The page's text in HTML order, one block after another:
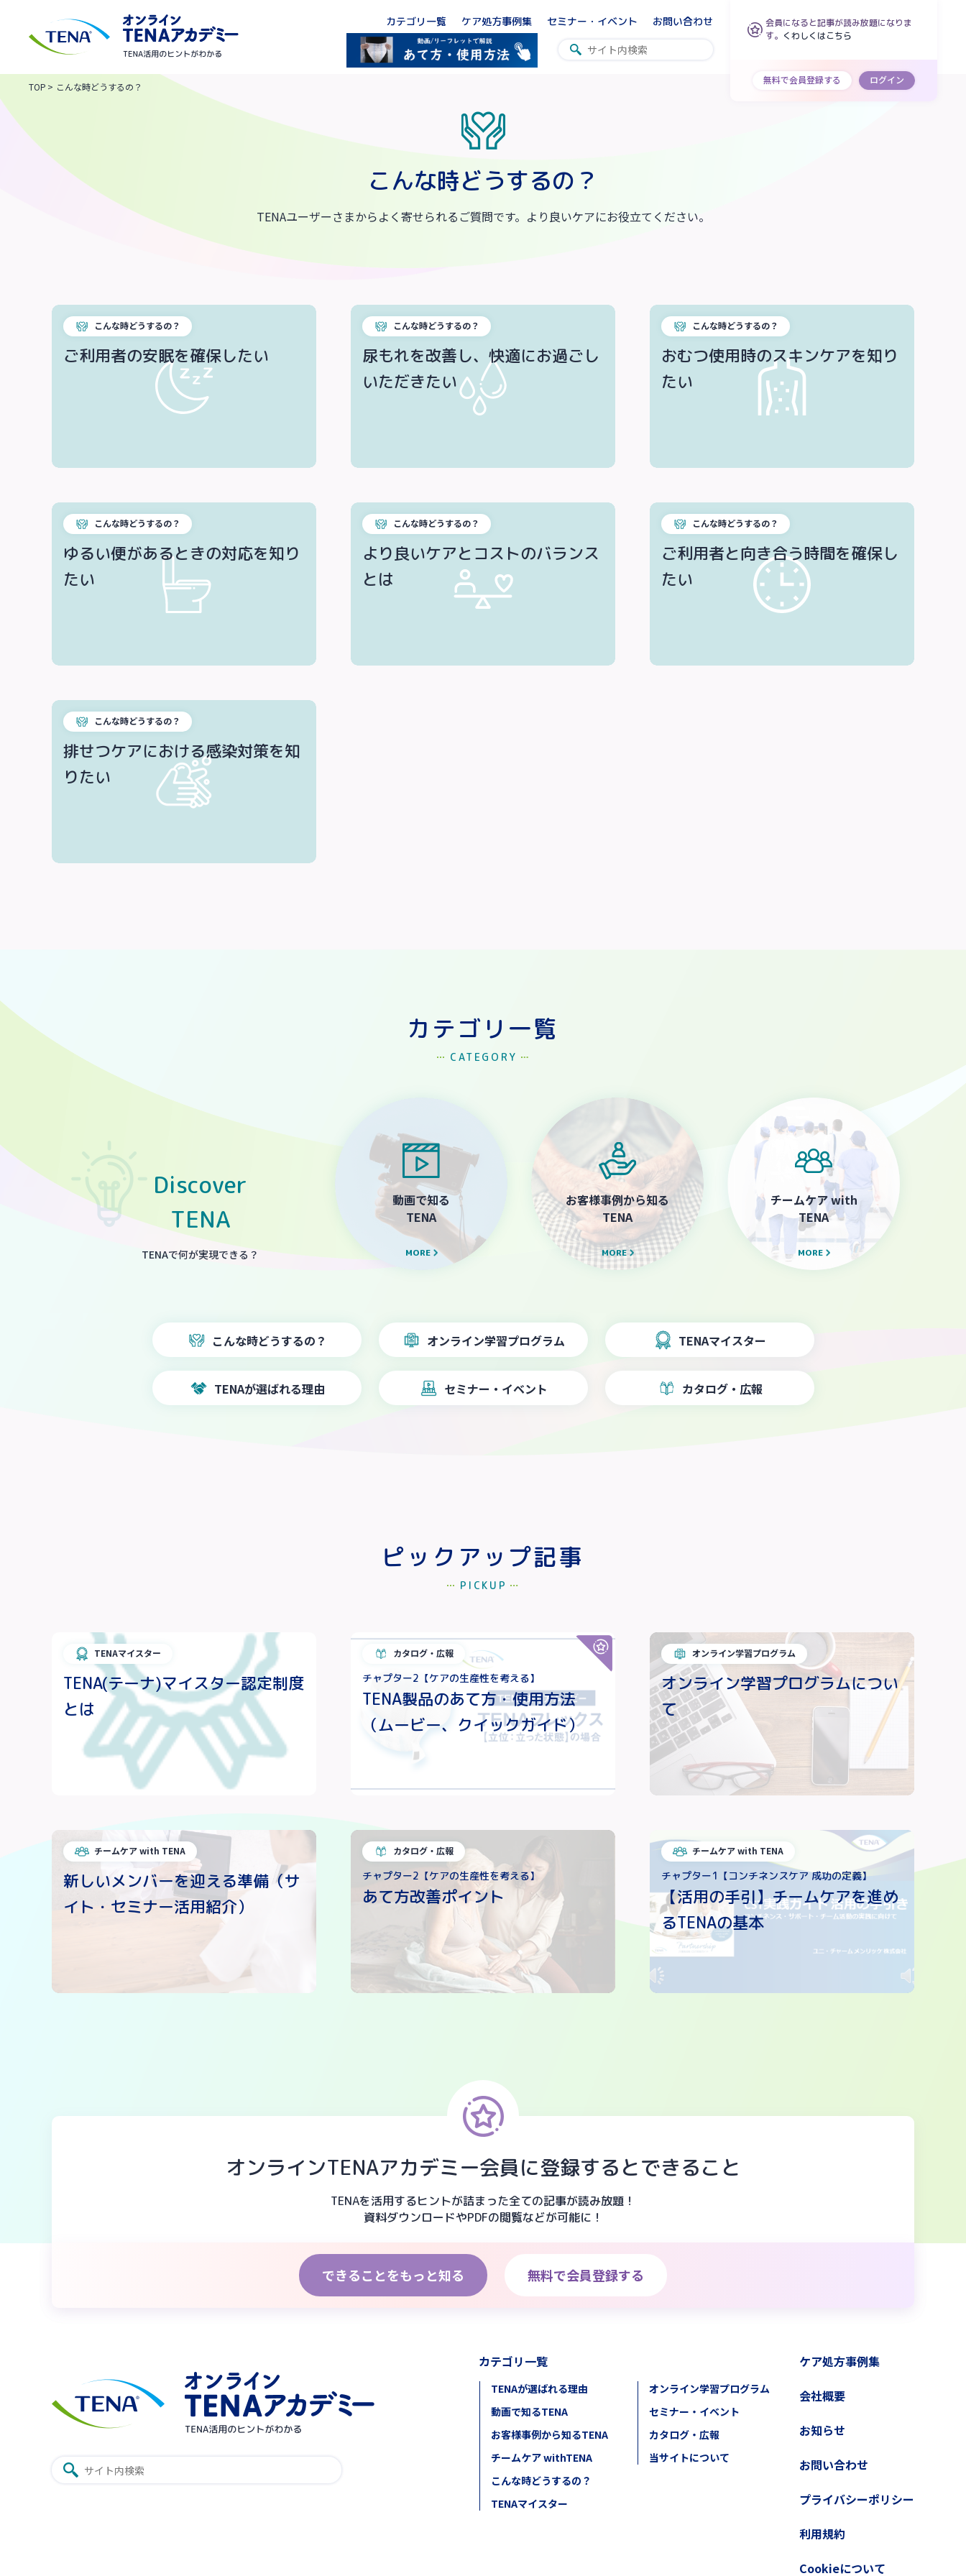
カテゴリ一覧 ケア処方事例集 セミナー・イベント お問い合わせ
会員になると記事が読み放題になりま
す。 くわしくはこちら
無料で会員登録する ログイン
TOP > こんな時どうするの？
こんな時どうするの？
TENAユーザーさまからよく寄せられるご質問です。より良いケアにお役立てください。
こんな時どうするの？
ご利用者の安眠を確保したい
こんな時どうするの？
尿もれを改善し、快適にお過ごし
いただきたい
こんな時どうするの？
おむつ使用時のスキンケアを知り
たい
こんな時どうするの？
ゆるい便があるときの対応を知り
たい
こんな時どうするの？
より良いケアとコストのバランス
とは
こんな時どうするの？
ご利用者と向き合う時間を確保し
たい
こんな時どうするの？
排せつケアにおける感染対策を知
りたい
カテゴリ一覧
CATEGORY
Discover
TENA
TENAで何が実現できる？
動画で知る
TENA
MORE
お客様事例から知る
TENA
MORE
チームケア with
TENA
MORE
こんな時どうするの？ オンライン学習プログラム TENAマイスター
TENAが選ばれる理由 セミナー・イベント カタログ・広報
ピックアップ記事
PICKUP
TENAマイスター
TENA(テーナ)マイスター認定制度
とは
カタログ・広報
チャプター2【ケアの生産性を考える】
TENA製品のあて方・使用方法
（ムービー、クイックガイド）
オンライン学習プログラム
オンライン学習プログラムについ
て
チームケア with TENA
新しいメンバーを迎える準備（サ
イト・セミナー活用紹介）
カタログ・広報
チャプター2【ケアの生産性を考える】
あて方改善ポイント
チームケア with TENA
チャプター1【コンチネンスケア 成功の定義】
【活用の手引】チームケアを進め
るTENAの基本
オンラインTENAアカデミー会員に登録するとできること
TENAを活用するヒントが詰まった全ての記事が読み放題！
資料ダウンロードやPDFの閲覧などが可能に！
できることをもっと知る 無料で会員登録する
カテゴリ一覧
TENAが選ばれる理由
動画で知るTENA
お客様事例から知るTENA
チームケア withTENA
こんな時どうするの？
TENAマイスター
オンライン学習プログラム
セミナー・イベント
カタログ・広報
当サイトについて
ケア処方事例集
会社概要
お知らせ
お問い合わせ
プライバシーポリシー
利用規約
Cookieについて